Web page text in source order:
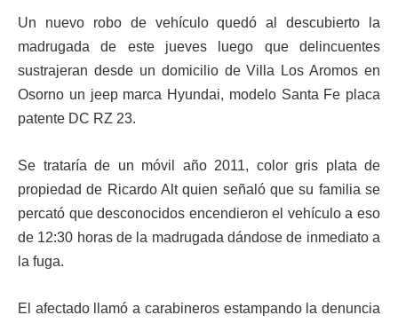
Un nuevo robo de vehículo quedó al descubierto la
madrugada de este jueves luego que delincuentes
sustrajeran desde un domicilio de Villa Los Aromos en
Osorno un jeep marca Hyundai, modelo Santa Fe placa
patente DC RZ 23.
Se trataría de un móvil año 2011, color gris plata de
propiedad de Ricardo Alt quien señaló que su familia se
percató que desconocidos encendieron el vehículo a eso
de 12:30 horas de la madrugada dándose de inmediato a
la fuga.
El afectado llamó a carabineros estampando la denuncia